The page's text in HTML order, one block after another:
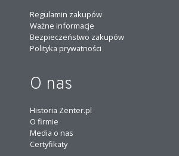
Regulamin zakupów
Ważne informacje
Bezpieczeństwo zakupów
Polityka prywatności
O nas
Historia Zenter.pl
O firmie
Media o nas
Certyfikaty